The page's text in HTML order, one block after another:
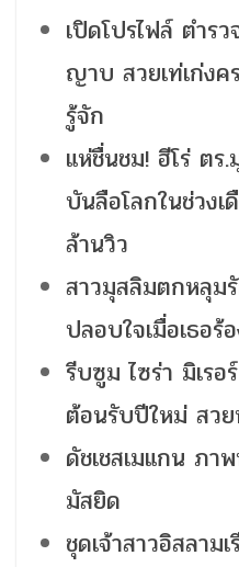
เปิดโปรไฟล์ ตำ
ญาบ สวยเท่เก่ง
รู้จัก
แห่ชื่นชม! ฮีโร่ ตร
บันลือโลกในช่วง
ล้านวิว
สาวมุสลิมตกหลุม
ปลอบใจเมื่อเธอร้
รีบซูม ไซร่า มิเรอ
ต้อนรับปีใหม่ สวย
ดัชเชสเมแกน ภา
มัสยิด
ชุดเจ้าสาวอิสลาม